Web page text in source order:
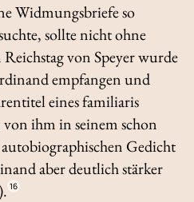
Widmungsbriefe so
sollte nicht ohne
von Speyer wurde
empfangen und
einesfamiliaris
ihm in seinem schon
Gedicht
aber deutlich stärker
16